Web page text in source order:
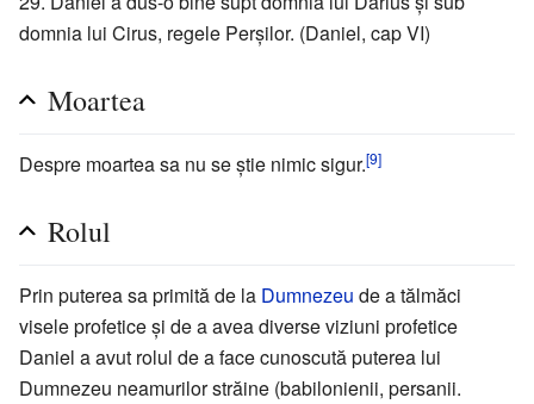
domnia lui Cirus, regele Perșilor. (Daniel, cap VI)
Moartea
Despre moartea sa nu se știe nimic sigur.[9]
Rolul
Prin puterea sa primită de la Dumnezeu de a tălmăci
visele profetice și de a avea diverse viziuni profetice
Daniel a avut rolul de a face cunoscută puterea lui
Dumnezeu neamurilor străine (babilonienii, persanii.